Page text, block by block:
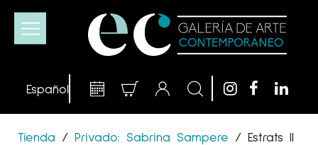
Tienda / Privado: Sabrina Sampere / Estrats II